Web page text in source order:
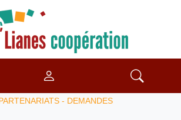
- DEMANDES